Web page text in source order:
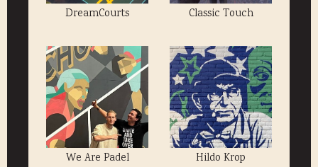
DreamCourts Classic Touch
We Are Padel Hildo Krop